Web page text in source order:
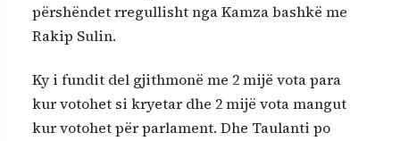
përshëndet rregullisht nga Kamza bashkë me
Rakip Sulin.
Ky i fundit del gjithmonë me 2 mijë vota para
kur votohet si kryetar dhe 2 mijë vota mangut
kur votohet për parlament. Dhe Taulanti po